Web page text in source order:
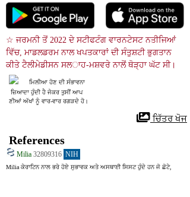
☆ ਜਰਮਨੀ ਤੋਂ 2022 ਦੇ ਸਟੀਫਟੰਗ ਵਾਰਨਟੇਸਟ ਨਤੀਜਿਆਂ
ਵਿੱਚ, ਮਾਡਲਡਰਮ ਨਾਲ ਖਪਤਕਾਰਾਂ ਦੀ ਸੰਤੁਸ਼ਟੀ ਭੁਗਤਾਨ
ਕੀਤੇ ਟੈਲੀਮੇਡੀਸਨ ਸਲਾਹ-ਮਸ਼ਵਰੇ ਨਾਲੋਂ ਥੋੜ੍ਹਾ ਘੱਟ ਸੀ।
ਮਿਲੀਆ ਹੋਣ ਦੀ ਸੰਭਾਵਨਾ
ਜ਼ਿਆਦਾ ਹੁੰਦੀ ਹੈ ਜੇਕਰ ਤੁਸੀਂ ਆਪ
ਣੀਆਂ ਅੱਖਾਂ ਨੂੰ ਵਾਰ-ਵਾਰ ਰਗੜਦੇ ਹੋ।
ਚਿੱਤਰ ਖੋਜ
References
Milia 32809316 NIH
Milia ਕੇਰਾਟਿਨ ਨਾਲ ਭਰੇ ਹੋਏ ਸੁਭਾਵਕ ਅਤੇ ਅਸਥਾਈ ਸਿਸਟ ਹੁੰਦੇ ਹਨ ਜੋ ਛੋਟੇ,